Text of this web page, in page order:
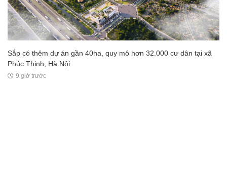
Sắp có thêm dự án gần 40ha, quy mô hơn 32.000 cư dân tại xã
Phúc Thịnh, Hà Nội
9 giờ trước